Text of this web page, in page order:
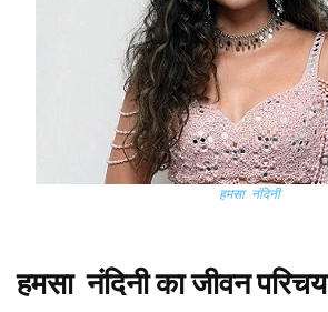
हमसा नंदिनी
हमसा नंदिनी का जीवन परिचय